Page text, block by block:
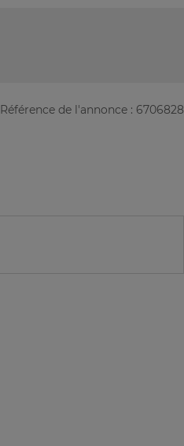
Référence de l'annonce : 6706828